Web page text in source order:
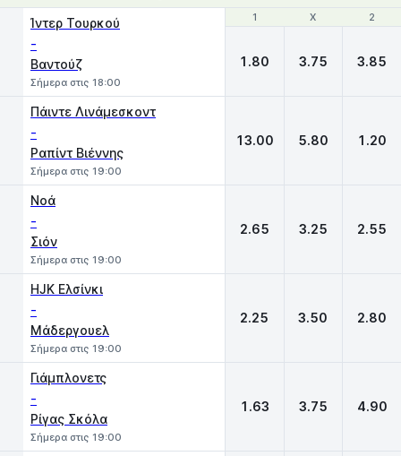
1 X 2
Ίντερ Τουρκού
-
Βαντούζ
Σήμερα στις 18:00
1 X 2
1.80 3.75 3.85
Πάιντε Λινάμεσκοντ
-
Ραπίντ Βιέννης
Σήμερα στις 19:00
13.00 5.80 1.20
Νοά
-
Σιόν
Σήμερα στις 19:00
2.65 3.25 2.55
HJK Ελσίνκι
-
Μάδεργουελ
Σήμερα στις 19:00
2.25 3.50 2.80
Γιάμπλονετς
-
Ρίγας Σκόλα
Σήμερα στις 19:00
1.63 3.75 4.90